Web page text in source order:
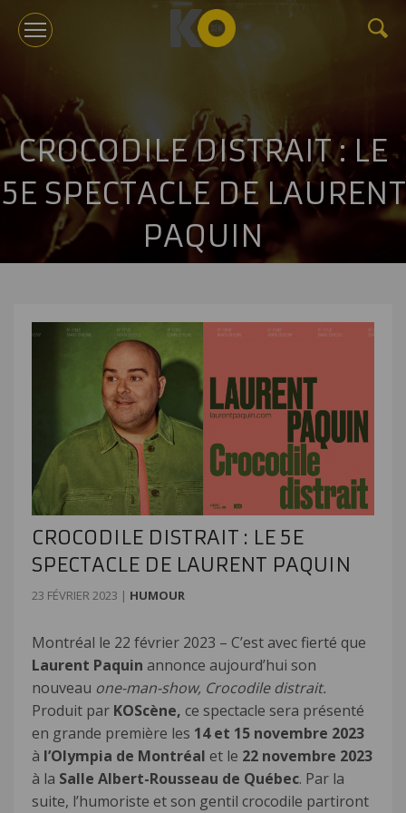
KOTV
À PROPOS
TOURNÉES
ÉVÉNEMENTS CORPORATIFS ET CONFÉRENCES
NOUVELLES
BILLETTERIE
NOUS JOINDRE
CROCODILE DISTRAIT : LE
5E SPECTACLE DE LAURENT
PAQUIN
CROCODILE DISTRAIT : LE 5E
SPECTACLE DE LAURENT PAQUIN
23 FÉVRIER 2023 | HUMOUR
Montréal le 22 février 2023 – C’est avec fierté que
Laurent Paquin annonce aujourd’hui son
nouveau one-man-show, Crocodile distrait.
Produit par KOScène, ce spectacle sera présenté
en grande première les 14et 15 novembre 2023
à l’Olympia de Montréal et le 22 novembre 2023
à la Salle Albert-Rousseau de Québec. Par la
suite, l’humoriste et son gentil crocodile partiront